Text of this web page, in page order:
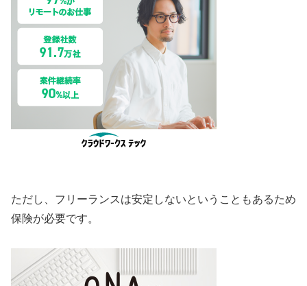
ただし、フリーランスは安定しないということもあるため
保険が必要です。